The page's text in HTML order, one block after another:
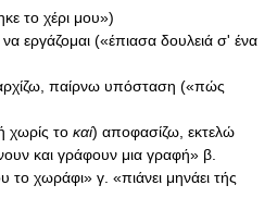
το χέρι μου»)
εργάζομαι («έπιασα δουλειά σ' ένα
παίρνω υπόσταση («πώς
χωρίς το καί) αποφασίζω, εκτελώ
και γράφουν μια γραφή» β.
το χωράφι» γ. «πιάνει μηνάει τής